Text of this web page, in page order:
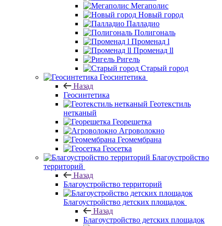
Мегаполис
Новый город
Палладио
Полигональ
Променад l
Променад ll
Ригель
Старый город
Геосинтетика
Назад
Геосинтетика
Геотекстиль
нетканый
Георешетка
Агроволокно
Геомембрана
Геосетка
Благоустройство
территорий
Назад
Благоустройство территорий
Благоустройство детских площадок
Назад
Благоустройство детских площадок